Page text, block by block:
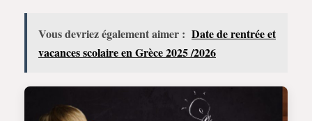
Vous devriez également aimer : Date de rentrée et
vacances scolaire en Grèce 2025 /2026